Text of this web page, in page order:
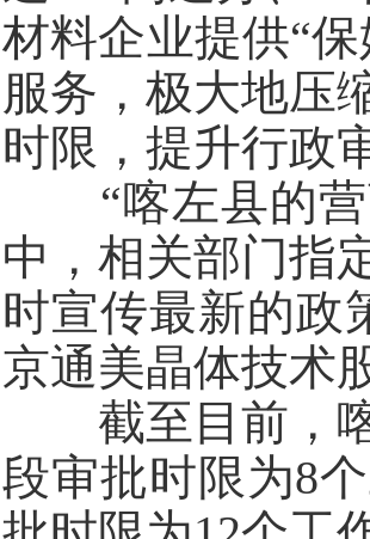
材料企业提供“
服务，极大地压
时限，提升行政
“喀左县的营
中，相关部门指
时宣传最新的政
京通美晶体技术
截至目前，喀
段审批时限为8